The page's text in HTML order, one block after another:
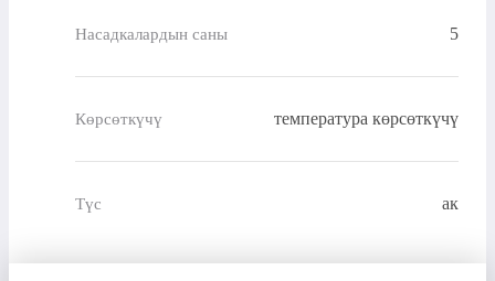
Насадкалардын саны 5
Көрсөткүчү температура көрсөткүчү
Түс ак